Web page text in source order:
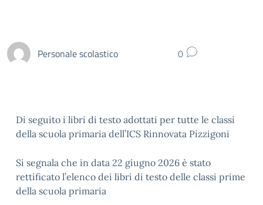
Personale scolastico 0
Di seguito i libri di testo adottati per tutte le classi
della scuola primaria dell’ICS Rinnovata Pizzigoni
Si segnala che in data 22 giugno 2026 è stato
rettificato l’elenco dei libri di testo delle classi prime
della scuola primaria